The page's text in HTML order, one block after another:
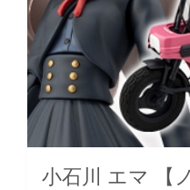
小石川 エマ 【